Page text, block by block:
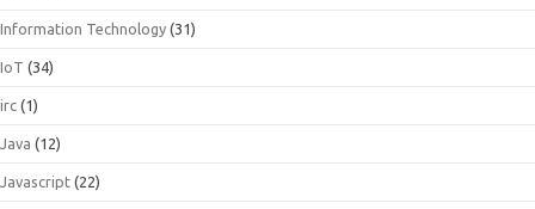
Information Technology (31)
IoT (34)
irc (1)
Java (12)
Javascript (22)